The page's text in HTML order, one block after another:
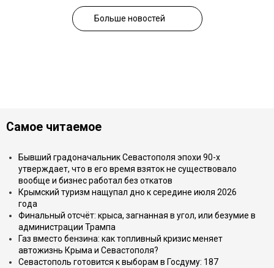
Больше новостей
Самое читаемое
Бывший градоначальник Севастополя эпохи 90-х
утверждает, что в его время взяток не существовало
вообще и бизнес работал без откатов
Крымский туризм нащупал дно к середине июля 2026
года
Финальный отсчёт: крыса, загнанная в угол, или безумие в
администрации Трампа
Газ вместо бензина: как топливный кризис меняет
автожизнь Крыма и Севастополя?
Севастополь готовится к выборам в Госдуму: 187